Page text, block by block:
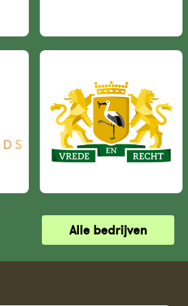
Alle bedrijven